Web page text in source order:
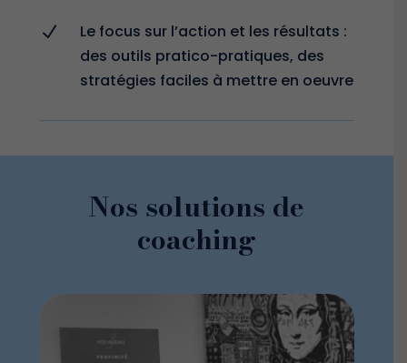
N
Le focus sur l’action et les résultats :
des outils pratico-pratiques, des
stratégies faciles à mettre en oeuvre
Nos solutions de
coaching